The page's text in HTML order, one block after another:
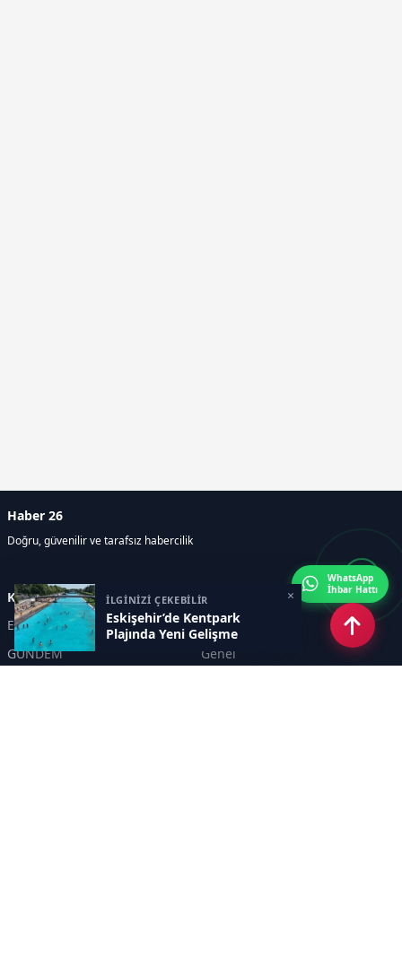
İLGİNİZİ ÇEKEBİLİR
Eskişehir’de Kentpark
Plajında Yeni Gelişme
×
Haber 26
Doğru, güvenilir ve tarafsız habercilik
Kategoriler
Eskişehir
SPOR
GÜNDEM
Genel
WhatsApp
İhbar Hattı